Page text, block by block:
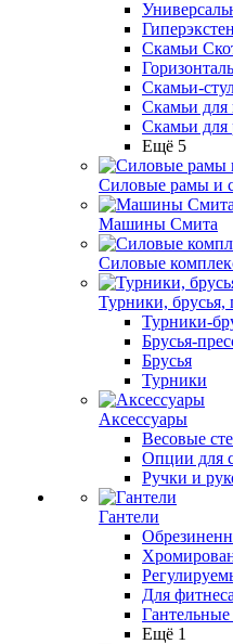
Скамьи
Скамьи-
Скамьи для
Скамьи для
Ещё 5
Силовые рамы и
Машины Смита
Силовые
Турники, брусья,
Турники-
Брусья-
Брусья
Турники
Аксессуары
Весовые
Опции для
Ручки и
Гантели
Для фитнеса
Ещё 1